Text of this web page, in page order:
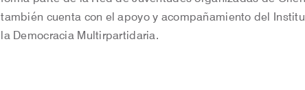
también cuenta con el apoyo y acompañamiento del
la Democracia Multirpartidaria.